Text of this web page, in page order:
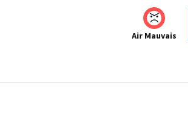
Air Mauvais